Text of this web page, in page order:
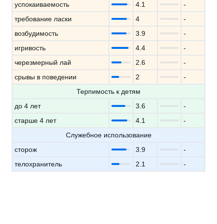
успокаиваемость
4.1
-
требование ласки
4
-
возбудимость
3.9
-
игривость
4.4
-
черезмерный лай
2.6
-
срывы в поведении
2
-
Терпимость к детям
до 4 лет
3.6
-
старше 4 лет
4.1
-
Служебное использование
сторож
3.9
-
телохранитель
2.1 -